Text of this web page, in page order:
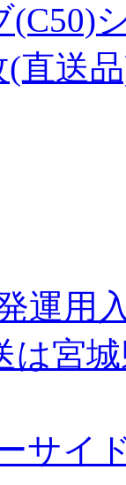
(直送
運用
は宮
サイ